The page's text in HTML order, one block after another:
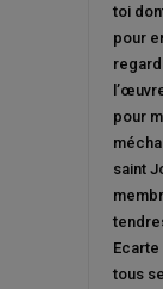
toi
pour
pour
saint
tous